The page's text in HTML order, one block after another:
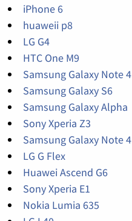
iPhone 6
huaweii p8
LG G4
HTC One M9
Samsung Galaxy Note 4
Samsung Galaxy S6
Samsung Galaxy Alpha
Sony Xperia Z3
Samsung Galaxy Note 4
LG G Flex
Huawei Ascend G6
Sony Xperia E1
Nokia Lumia 635